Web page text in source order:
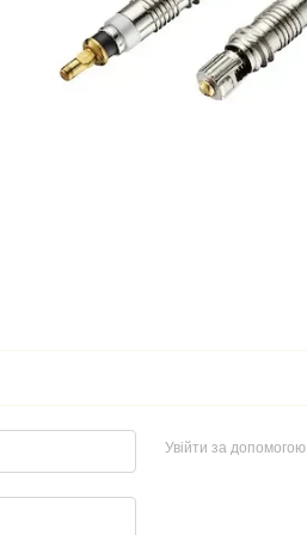
Увійти за допомогою